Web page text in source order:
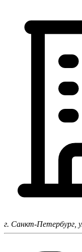
г. Санкт-Петербург,